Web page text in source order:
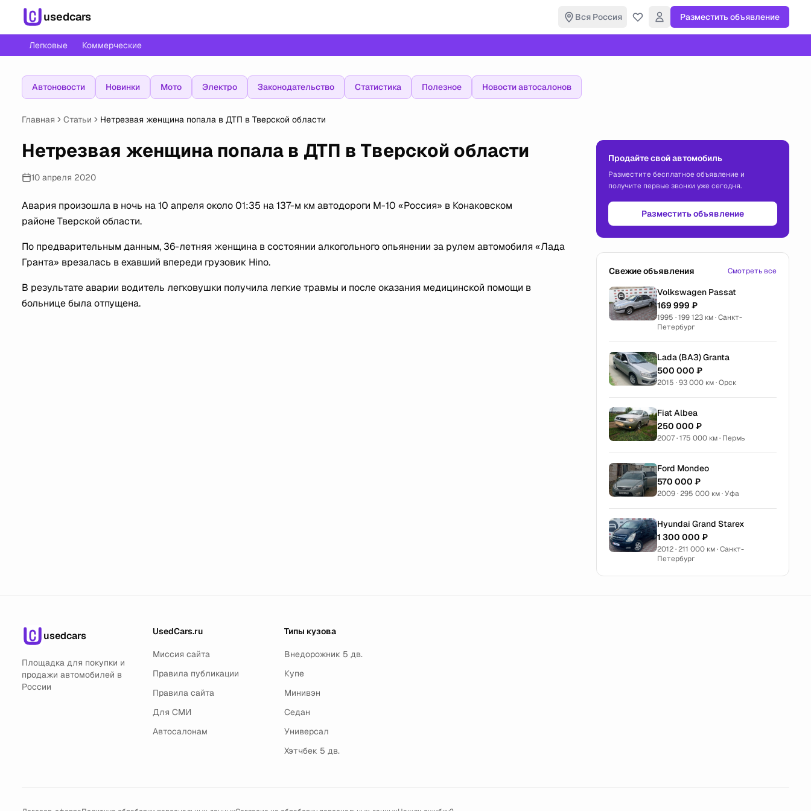
usedcars Вся Россия Разместить объявление
Легковые Коммерческие
Автоновости Новинки Мото Электро Законодательство Статистика Полезное Новости автосалонов
Главная Статьи Нетрезвая женщина попала в ДТП в Тверской области
Нетрезвая женщина попала в ДТП в Тверской области
10 апреля 2020
Авария произошла в ночь на 10 апреля около 01:35 на 137-м км автодороги М-10 «Россия» в Конаковском
районе Тверской области.
По предварительным данным, 36-летняя женщина в состоянии алкогольного опьянении за рулем автомобиля «Лада
Гранта» врезалась в ехавший впереди грузовик Hino.
В результате аварии водитель легковушки получила легкие травмы и после оказания медицинской помощи в
больнице была отпущена.
Продайте свой автомобиль
Разместите бесплатное объявление и
получите первые звонки уже сегодня.
Разместить объявление
Свежие объявления Смотреть все
Volkswagen Passat
169 999 ₽
1995 · 199 123 км · Санкт-
Петербург
Lada (ВАЗ) Granta
500 000 ₽
2015 · 93 000 км · Орск
Fiat Albea
250 000 ₽
2007 · 175 000 км · Пермь
Ford Mondeo
570 000 ₽
2009 · 295 000 км · Уфа
Hyundai Grand Starex
1 300 000 ₽
2012 · 211 000 км · Санкт-
Петербург
usedcars
Площадка для покупки и
продажи автомобилей в
России
UsedCars.ru
Миссия сайта
Правила публикации
Правила сайта
Для СМИ
Автосалонам
Типы кузова
Внедорожник 5 дв.
Купе
Минивэн
Седан
Универсал
Хэтчбек 5 дв.